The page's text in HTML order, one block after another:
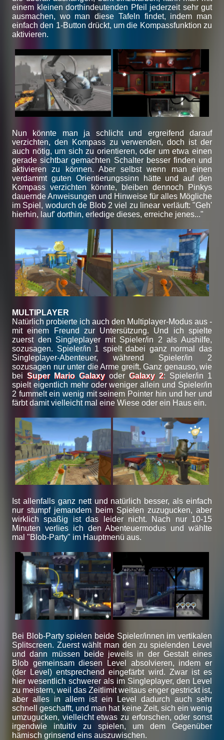
einem kleinen dorthindeutenden Pfeil jederzeit sehr gut
ausmachen, wo man diese Tafeln findet, indem man
einfach den 1-Button drückt, um die Kompassfunktion zu
aktivieren.
Nun könnte man ja schlicht und ergreifend darauf
verzichten, den Kompass zu verwenden, doch ist der
auch nötig, um sich zu orientieren, oder um etwa einen
gerade sichtbar gemachten Schalter besser finden und
aktivieren zu können. Aber selbst wenn man einen
verdammt guten Orientierungssinn hätte und auf den
Kompass verzichten könnte, bleiben dennoch Pinkys
dauernde Anweisungen und Hinweise für alles Mögliche
im Spiel, wodurch de Blob 2 viel zu linear verläuft: "Geh'
hierhin, lauf' dorthin, erledige dieses, erreiche jenes..."
MULTIPLAYER
Natürlich probierte ich auch den Multiplayer-Modus aus -
mit einem Freund zur Untersützung. Und ich spielte
zuerst den Singleplayer mit Spieler/in 2 als Aushilfe,
sozusagen. Spieler/in 1 spielt dabei ganz normal das
Singleplayer-Abenteuer, während Spieler/in 2
sozusagen nur unter die Arme greift. Ganz genauso, wie
bei Super Mario Galaxyoder Galaxy 2: Spieler/in 1
spielt eigentlich mehr oder weniger allein und Spieler/in
2 fummelt ein wenig mit seinem Pointer hin und her und
färbt damit vielleicht mal eine Wiese oder ein Haus ein.
Ist allenfalls ganz nett und natürlich besser, als einfach
nur stumpf jemandem beim Spielen zuzugucken, aber
wirklich spaßig ist das leider nicht. Nach nur 10-15
Minuten verlies ich den Abenteuermodus und wählte
mal "Blob-Party" im Hauptmenü aus.
Bei Blob-Party spielen beide Spieler/innen im vertikalen
Splitscreen. Zuerst wählt man den zu spielenden Level
und dann müssen beide jeweils in der Gestalt eines
Blob gemeinsam diesen Level absolvieren, indem er
(der Level) entsprechend eingefärbt wird. Zwar ist es
hier wesentlich schwerer als im Singleplayer, den Level
zu meistern, weil das Zeitlimit weitaus enger gestrickt ist,
aber alles in allem ist ein Level dadurch auch sehr
schnell geschafft, und man hat keine Zeit, sich ein wenig
umzugucken, vielleicht etwas zu erforschen, oder sonst
irgendwie intuitiv zu spielen, um dem Gegenüber
hämisch grinsend eins auszuwischen.